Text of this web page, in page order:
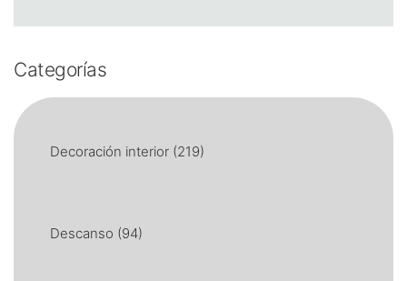
Categorías
Decoración interior (219)
Descanso (94)